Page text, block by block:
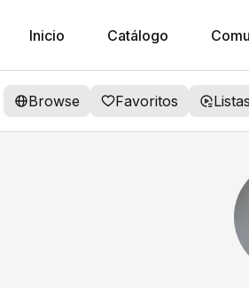
Inicio Catálogo
Browse Favoritos